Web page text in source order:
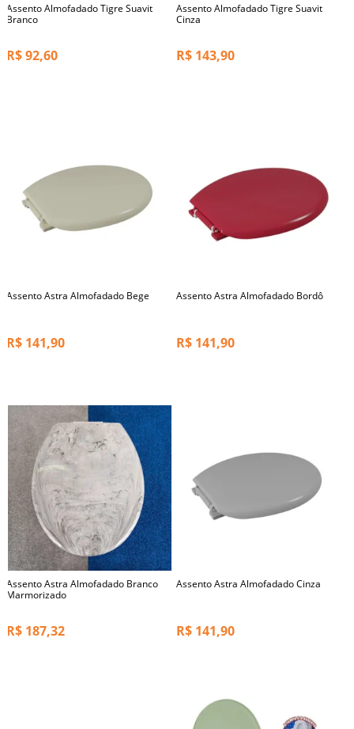
Assento Almofadado Tigre Suavit
Branco
R$92,60
Assento Almofadado Tigre Suavit
Cinza
R$ 143,90
Assento Astra Almofadado Bege
R$ 141,90
Assento Astra Almofadado Bordô
R$ 141,90
Assento Astra Almofadado Branco
Marmorizado
R$ 187,32
Assento Astra Almofadado Cinza
R$ 141,90